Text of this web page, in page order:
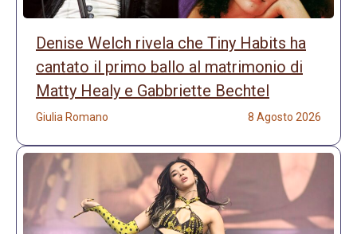
Denise Welch rivela che Tiny Habits ha
cantato il primo ballo al matrimonio di
Matty Healy e Gabbriette Bechtel
Giulia Romano 8 Agosto 2026